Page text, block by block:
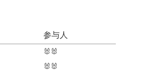
参与人
🐰🐰
🐰🐰